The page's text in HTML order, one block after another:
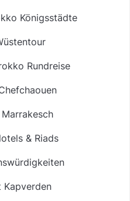
Königsstädte
Rundreise
& Riads
Kapverden